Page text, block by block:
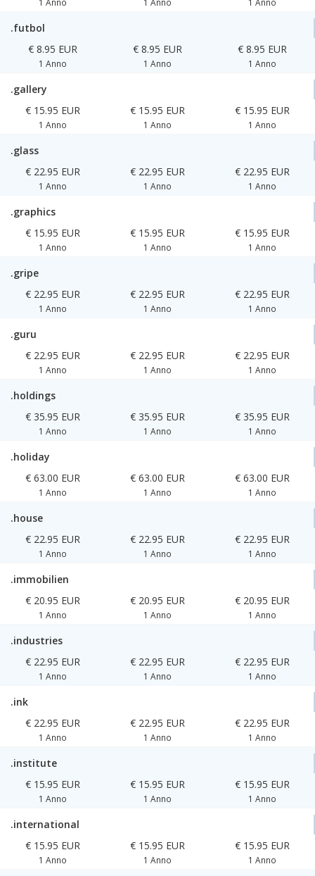
.futbol
€ 8.95 EUR
1 Anno
€ 8.95 EUR
1 Anno
€ 8.95 EUR
1 Anno
.gallery
€ 15.95 EUR
1 Anno
€ 15.95 EUR
1 Anno
€ 15.95 EUR
1 Anno
.glass
€ 22.95 EUR
1 Anno
€ 22.95 EUR
1 Anno
€ 22.95 EUR
1 Anno
.graphics
€ 15.95 EUR
1 Anno
€ 15.95 EUR
1 Anno
€ 15.95 EUR
1 Anno
.gripe
€ 22.95 EUR
1 Anno
€ 22.95 EUR
1 Anno
€ 22.95 EUR
1 Anno
.guru
€ 22.95 EUR
1 Anno
€ 22.95 EUR
1 Anno
€ 22.95 EUR
1 Anno
.holdings
€ 35.95 EUR
1 Anno
€ 35.95 EUR
1 Anno
€ 35.95 EUR
1 Anno
.holiday
€ 63.00 EUR
1 Anno
€ 63.00 EUR
1 Anno
€ 63.00 EUR
1 Anno
.house
€ 22.95 EUR
1 Anno
€ 22.95 EUR
1 Anno
€ 22.95 EUR
1 Anno
.immobilien
€ 20.95 EUR
1 Anno
€ 20.95 EUR
1 Anno
€ 20.95 EUR
1 Anno
.industries
€ 22.95 EUR
1 Anno
€ 22.95 EUR
1 Anno
€ 22.95 EUR
1 Anno
.ink
€ 22.95 EUR
1 Anno
€ 22.95 EUR
1 Anno
€ 22.95 EUR
1 Anno
.institute
€ 15.95 EUR
1 Anno
€ 15.95 EUR
1 Anno
€ 15.95 EUR
1 Anno
.international
€ 15.95 EUR
1 Anno
€ 15.95 EUR
1 Anno
€ 15.95 EUR
1 Anno